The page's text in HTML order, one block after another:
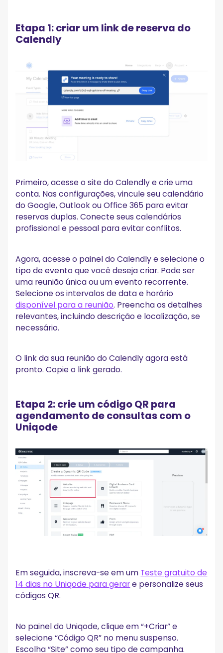
Etapa 1: criar um link de reserva do
Calendly
Primeiro, acesse o site do Calendly e crie uma
conta. Nas configurações, vincule seu calendário
do Google, Outlook ou Office 365 para evitar
reservas duplas. Conecte seus calendários
profissional e pessoal para evitar conflitos.
Agora, acesse o painel do Calendly e selecione o
tipo de evento que você deseja criar. Pode ser
uma reunião única ou um evento recorrente.
Selecione os intervalos de data e horário
disponível para a reunião. Preencha os detalhes
relevantes, incluindo descrição e localização, se
necessário.
O link da sua reunião do Calendly agora está
pronto. Copie o link gerado.
Etapa 2: crie um código QR para
agendamento de consultas com o
Uniqode
Em seguida, inscreva-se em um Teste gratuito de
14 dias no Uniqode para gerare personalize seus
códigos QR.
No painel do Uniqode, clique em “+Criar” e
selecione “Código QR” no menu suspenso.
Escolha “Site” como seu tipo de campanha.